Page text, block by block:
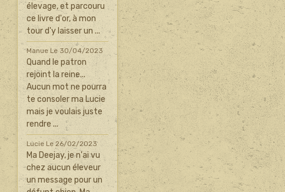
élevage, et parcouru
ce livre d'or, à mon
tour d'y laisser un ...
Manue Le 30/04/2023
Quand le patron
rejoint la reine...
Aucun mot ne pourra
te consoler ma Lucie
mais je voulais juste
rendre ...
Lucie Le 26/02/2023
Ma Deejay, je n'ai vu
chez aucun éleveur
un message pour un